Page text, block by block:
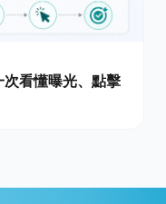
看懂曝光、點擊